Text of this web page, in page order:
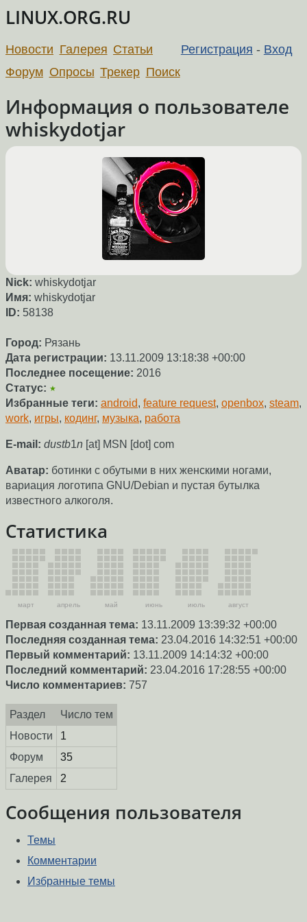
LINUX.ORG.RU
Регистрация - Вход
Новости Галерея Статьи
Форум Опросы Трекер Поиск
Информация о пользователе
whiskydotjar
Nick: whiskydotjar
Имя: whiskydotjar
ID: 58138
Город: Рязань
Дата регистрации: 13.11.2009 13:18:38 +00:00
Последнее посещение: 2016
Статус: ★
Избранные теги: android, feature request, openbox, steam,
work, игры, кодинг, музыка, работа
E-mail: dustb1n [at] MSN [dot] com
Аватар: ботинки с обутыми в них женскими ногами,
вариация логотипа GNU/Debian и пустая бутылка
известного алкоголя.
Статистика
март апрель май июнь июль август
Первая созданная тема: 13.11.2009 13:39:32 +00:00
Последняя созданная тема: 23.04.2016 14:32:51 +00:00
Первый комментарий: 13.11.2009 14:14:32 +00:00
Последний комментарий: 23.04.2016 17:28:55 +00:00
Число комментариев: 757
Раздел
Число тем
Новости
1
Форум
35
Галерея
2
Сообщения пользователя
Темы
Комментарии
Избранные темы